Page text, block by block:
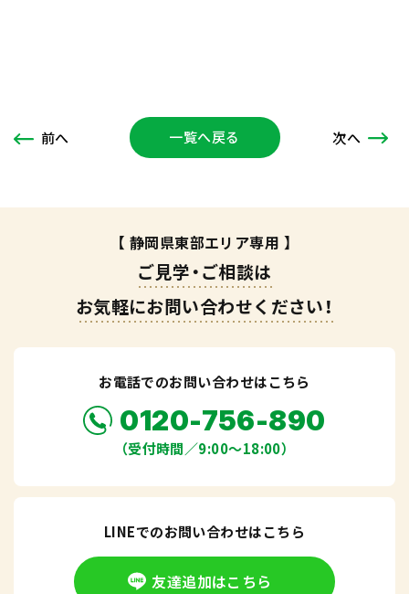
前へ 一覧へ戻る 次へ
【 静岡県東部エリア専用 】
ご見学・ご相談は
お気軽にお問い合わせください！
お電話でのお問い合わせはこちら
0120-756-890
（受付時間／9:00〜18:00）
LINEでのお問い合わせはこちら
友達追加はこちら